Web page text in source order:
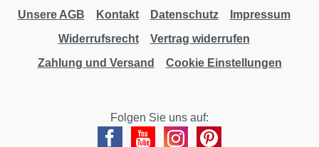
Unsere AGB Kontakt Datenschutz
Impressum
Widerrufsrecht
Vertrag widerrufen
Zahlung und Versand
Cookie Einstellungen
Folgen Sie uns auf: